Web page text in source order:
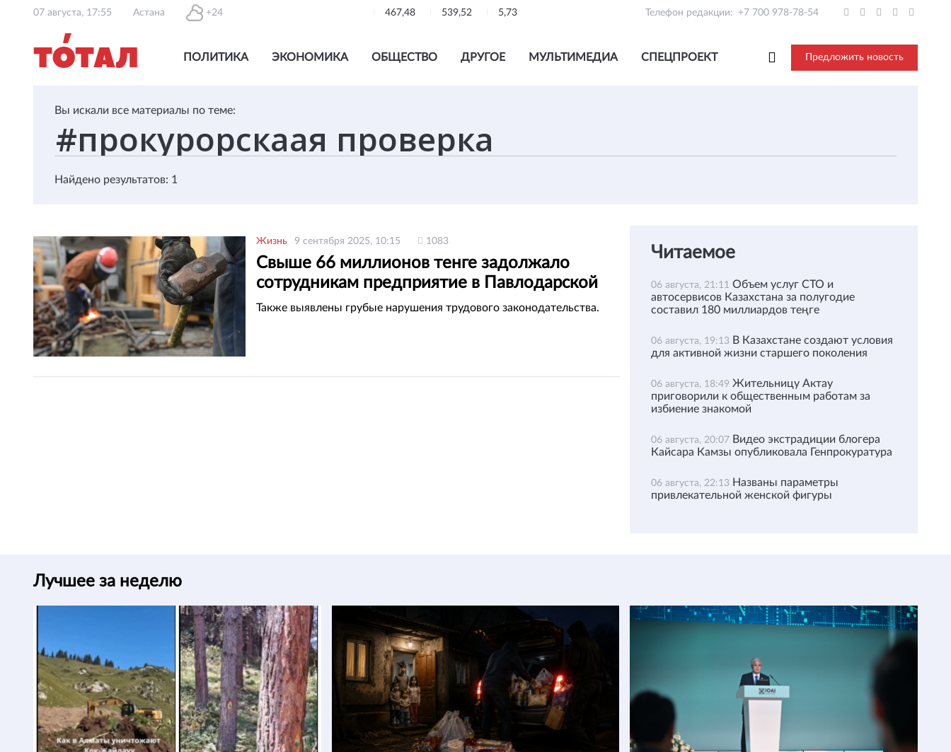
07 августа, 17:55 Астана +24 467,48 539,52 5,73 Телефон редакции: +7 700 978-78-54
ПОЛИТИКА ЭКОНОМИКА ОБЩЕСТВО ДРУГОЕ МУЛЬТИМЕДИА СПЕЦПРОЕКТ Предложить новость
Вы искали все материалы по теме:
Найдено результатов: 1
Жизнь 9 сентября 2025, 10:15 1083
Свыше 66 миллионов тенге задолжало
сотрудникам предприятие в Павлодарской
области
Также выявлены грубые нарушения трудового законодательства.
Читаемое
06 августа, 21:11 Объем услуг СТО и
автосервисов Казахстана за полугодие
составил 180 миллиардов теңге
06 августа, 19:13 В Казахстане создают условия
для активной жизни старшего поколения
06 августа, 18:49 Жительницу Актау
приговорили к общественным работам за
избиение знакомой
06 августа, 20:07 Видео экстрадиции блогера
Кайсара Камзы опубликовала Генпрокуратура
06 августа, 22:13 Названы параметры
привлекательной женской фигуры
Лучшее за неделю